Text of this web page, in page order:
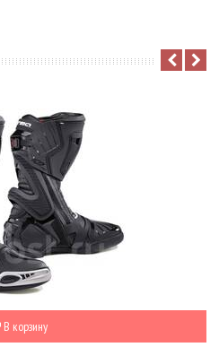
В корзину